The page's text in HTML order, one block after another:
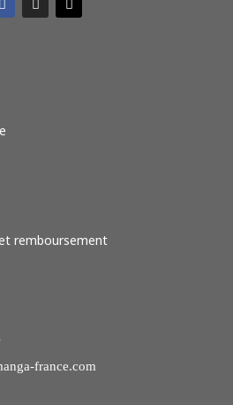
remboursement
france.com